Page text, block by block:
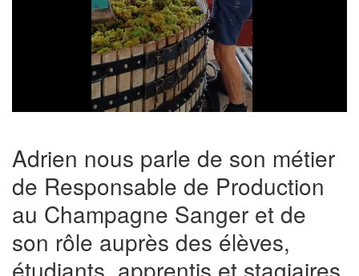
Adrien nous parle de son métier
de Responsable de Production
au Champagne Sanger et de
son rôle auprès des élèves,
étudiants, apprentis et stagiaires